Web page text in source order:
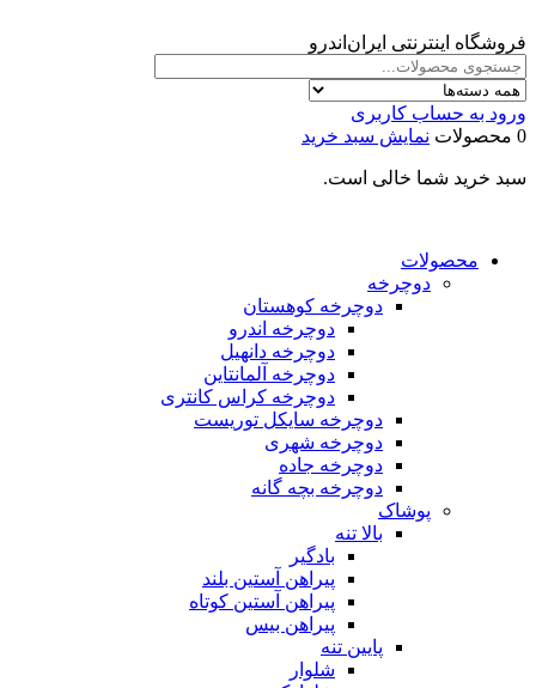
فروشگاه اینترنتی ایران‌اندرو
ورود به حساب کاربری
0 محصولات
نمایش سبد خرید
سبد خرید شما خالی است.
محصولات
دوچرخه
دوچرخه کوهستان
دوچرخه اندرو
دوچرخه دانهیل
دوچرخه آلمانتاین
دوچرخه کراس کانتری
دوچرخه سایکل توریست
دوچرخه شهری
دوچرخه جاده
دوچرخه بچه گانه
پوشاک
بالا تنه
بادگیر
پیراهن آستین بلند
پیراهن آستین کوتاه
پیراهن بیس
پایین تنه
شلوار